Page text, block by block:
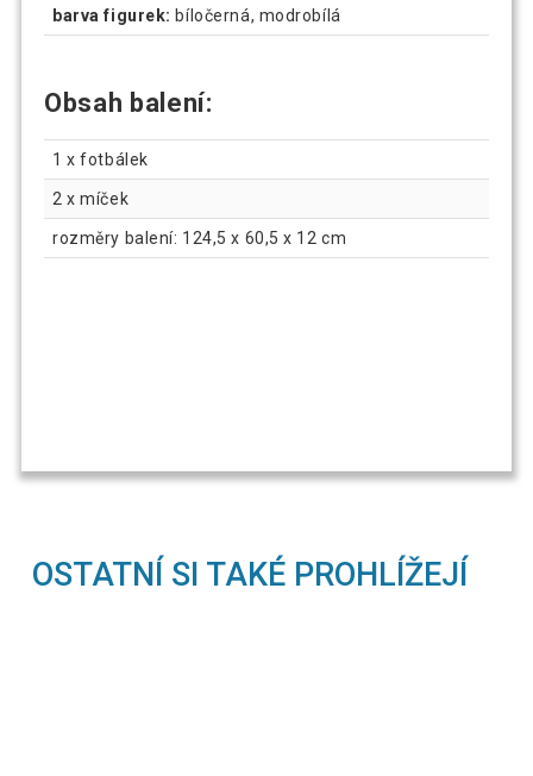
barva figurek: bíločerná, modrobílá
Obsah balení:
1 x fotbálek
2 x míček
rozměry balení: 124,5 x 60,5 x 12 cm
OSTATNÍ SI TAKÉ PROHLÍŽEJÍ